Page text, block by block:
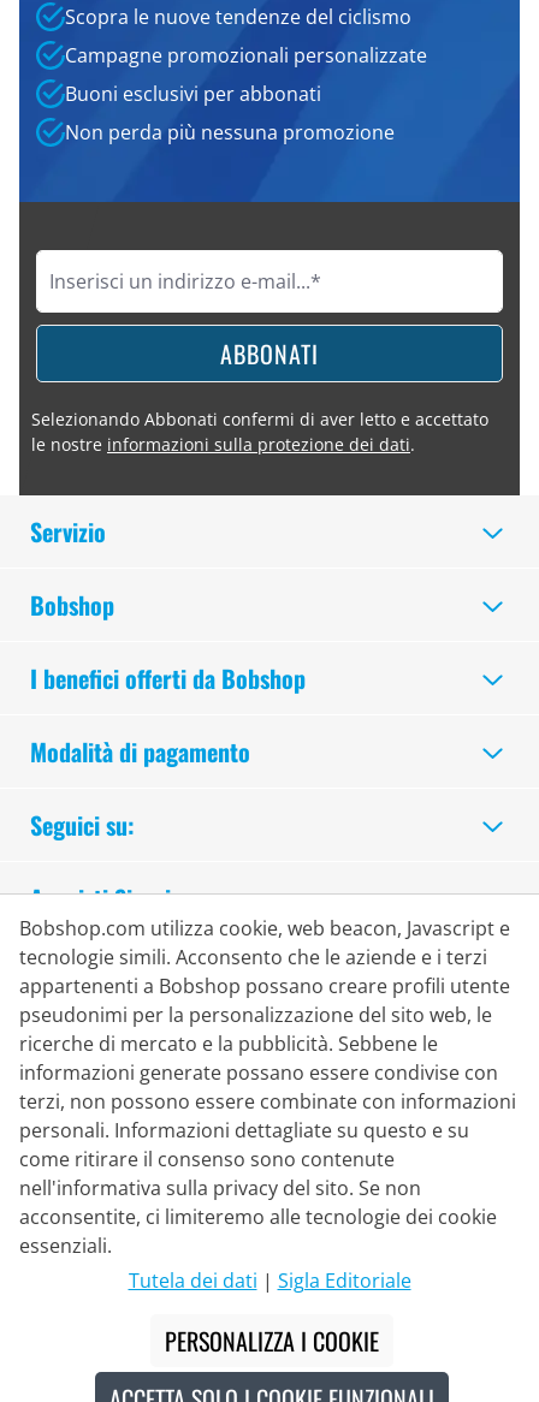
Scopra le nuove tendenze del ciclismo
Campagne promozionali personalizzate
Buoni esclusivi per abbonati
Non perda più nessuna promozione
ABBONATI
Selezionando Abbonati confermi di aver letto e accettato
le nostre informazioni sulla protezione dei dati.
Servizio
Bobshop
I benefici offerti da Bobshop
Modalità di pagamento
Chat dal vivo
Seguici su:
Acquisti Sicuri
Partner di Consegna
Bobshop.com utilizza cookie, web beacon, Javascript e
tecnologie simili. Acconsento che le aziende e i terzi
appartenenti a Bobshop possano creare profili utente
pseudonimi per la personalizzazione del sito web, le
ricerche di mercato e la pubblicità. Sebbene le
informazioni generate possano essere condivise con
terzi, non possono essere combinate con informazioni
personali. Informazioni dettagliate su questo e su
come ritirare il consenso sono contenute
nell'informativa sulla privacy del sito. Se non
acconsentite, ci limiteremo alle tecnologie dei cookie
essenziali.
Tutela dei dati | Sigla Editoriale
PERSONALIZZA I COOKIE